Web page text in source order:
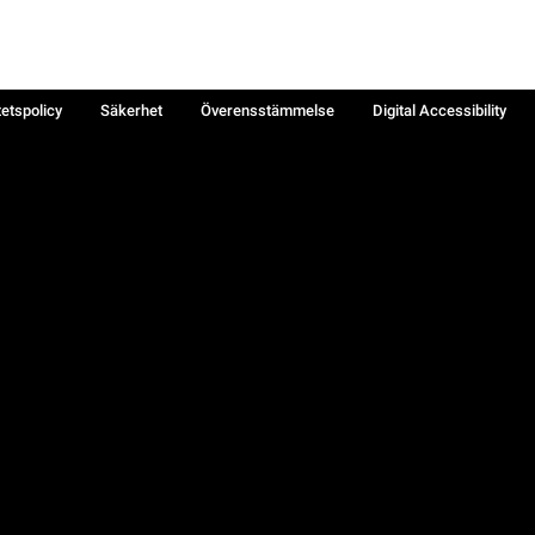
Säkerhet Överensstämmelse
Digital Accessibility